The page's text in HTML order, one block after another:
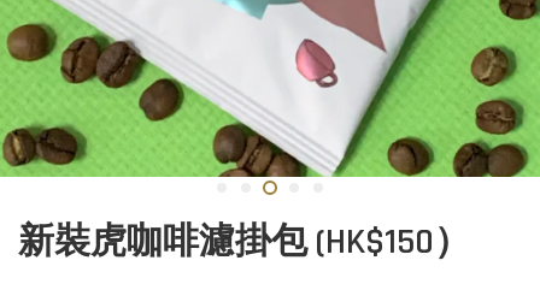
新裝虎咖啡濾掛包 (HK$150）